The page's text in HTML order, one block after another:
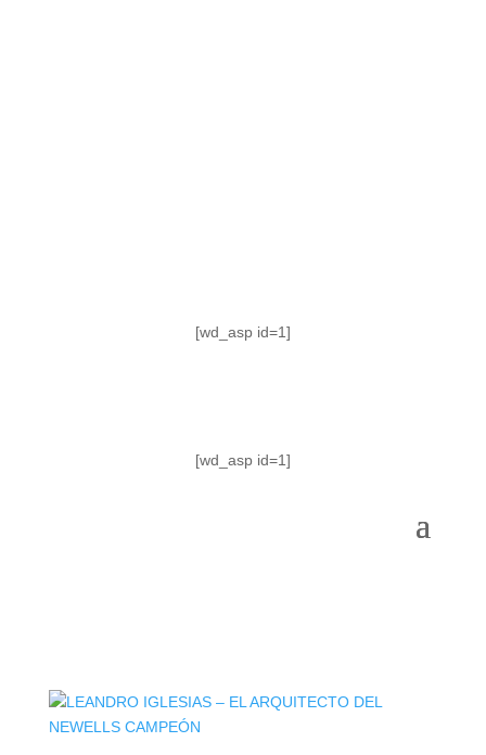
[wd_asp id=1]
[wd_asp id=1]